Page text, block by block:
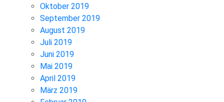
Oktober 2019
September 2019
August 2019
Juli 2019
Juni 2019
Mai 2019
April 2019
März 2019